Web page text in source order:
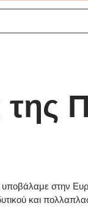
της
υποβάλαμε στην
και